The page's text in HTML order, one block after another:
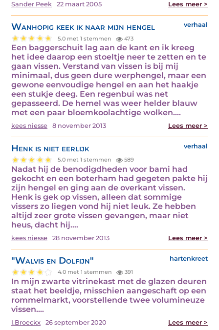
Sander Peek 22 maart 2005 Lees meer >
Wanhopig keek ik naar mijn hengel verhaal
5.0 met 1 stemmen 473
Een baggerschuit lag aan de kant en ik kreeg
het idee daarop een stoeltje neer te zetten en te
gaan vissen. Verstand van vissen is bij mij
minimaal, dus geen dure werphengel, maar een
gewone eenvoudige hengel en aan het haakje
een stukje deeg. Een regenbui was net
gepasseerd. De hemel was weer helder blauw
met een paar bloemkoolachtige wolken.…
kees niesse 8 november 2013 Lees meer >
Henk is niet eerlijk verhaal
5.0 met 1 stemmen 589
Nadat hij de benodigdheden voor bami had
gekocht en een boterham had gegeten pakte hij
zijn hengel en ging aan de overkant vissen.
Henk is gek op vissen, alleen dat sommige
vissers zo liegen vond hij niet leuk. Ze hebben
altijd zeer grote vissen gevangen, maar niet
heus, dacht hij.…
kees niesse 28 november 2013 Lees meer >
"Walvis en Dolfijn" hartenkreet
4.0 met 1 stemmen 391
In mijn zwarte vitrinekast met de glazen deuren
staat het beeldje, misschien aangeschaft op een
rommelmarkt, voorstellende twee volumineuze
vissen.…
I.Broeckx 26 september 2020 Lees meer >